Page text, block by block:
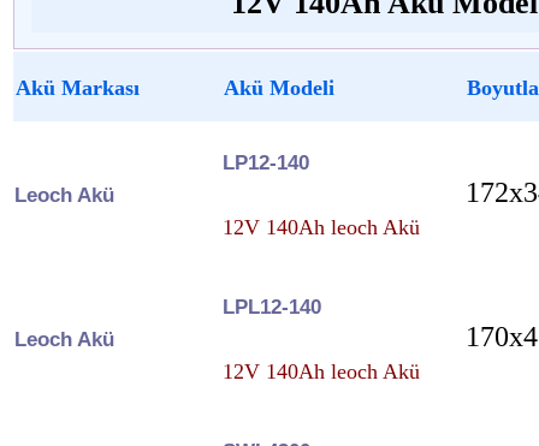
Akü Markası Akü Modeli
Leoch Akü
LP12-140
12V 140Ah leoch Akü
Leoch Akü
LPL12-140
12V 140Ah leoch Akü